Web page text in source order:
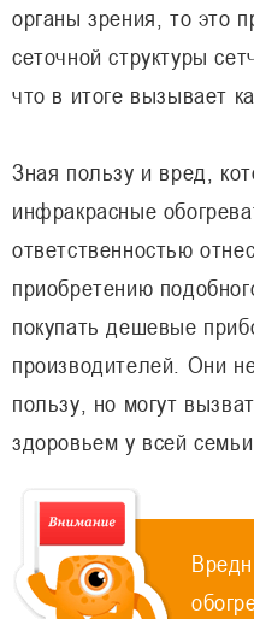
органы зрения, то это
сеточной структуры
что в итоге вызывает
Зная пользу и вред,
инфракрасные
ответственностью
приобретению
покупать дешевые
производителей. Они
пользу, но могут
здоровьем у всей семьи.